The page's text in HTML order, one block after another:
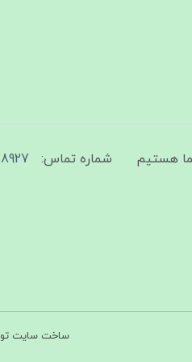
شماره تماس:
ساخت سایت